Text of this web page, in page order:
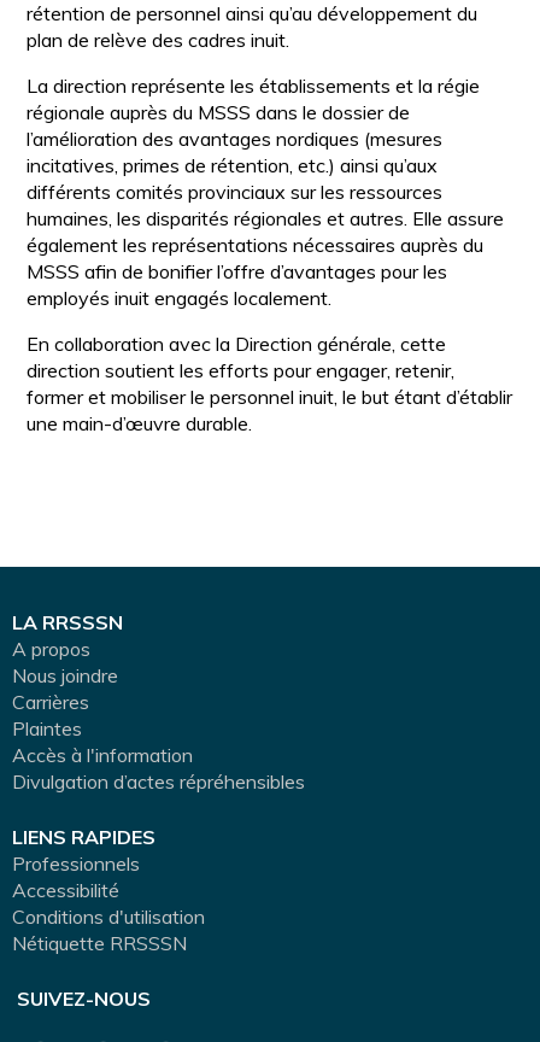
rétention de personnel ainsi qu’au développement du
plan de relève des cadres inuit.
La direction représente les établissements et la régie
régionale auprès du MSSS dans le dossier de
l’amélioration des avantages nordiques (mesures
incitatives, primes de rétention, etc.) ainsi qu’aux
différents comités provinciaux sur les ressources
humaines, les disparités régionales et autres. Elle assure
également les représentations nécessaires auprès du
MSSS afin de bonifier l’offre d’avantages pour les
employés inuit engagés localement.
En collaboration avec la Direction générale, cette
direction soutient les efforts pour engager, retenir,
former et mobiliser le personnel inuit, le but étant d’établir
une main-d’œuvre durable.
LA RRSSSN
A propos
Nous joindre
Carrières
Plaintes
Accès à l'information
Divulgation d’actes répréhensibles
LIENS RAPIDES
Professionnels
Accessibilité
Conditions d'utilisation
Nétiquette RRSSSN
SUIVEZ-NOUS